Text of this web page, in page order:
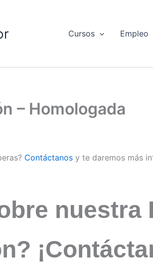
Cursos Empleo
– Homologada
Contáctanos y te daremos más
nuestra